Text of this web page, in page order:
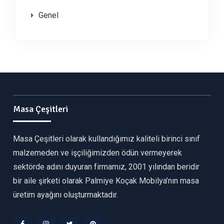
Genel
Masa Çeşitleri
Masa Çeşitleri olarak kullandığımız kaliteli birinci sınıf
malzemeden ve işçiliğimizden ödün vermeyerek
sektörde adını duyuran firmamız, 2001 yılından beridir
bir aile şirketi olarak Palmiye Koçak Mobilya’nın masa
üretim ayağını oluşturmaktadır.